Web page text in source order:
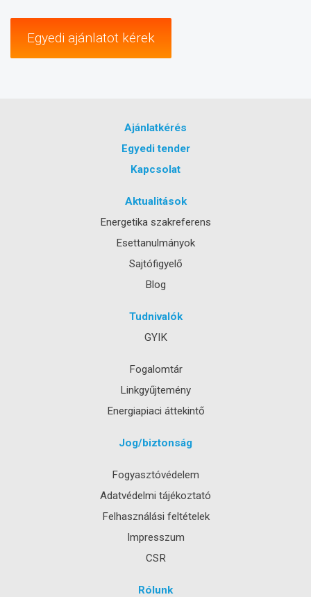
Egyedi ajánlatot kérek
Ajánlatkérés
Egyedi tender
Kapcsolat
Aktualitások
Energetika szakreferens
Esettanulmányok
Sajtófigyelő
Blog
Tudnivalók
GYIK
Fogalomtár
Linkgyűjtemény
Energiapiaci áttekintő
Jog/biztonság
Fogyasztóvédelem
Adatvédelmi tájékoztató
Felhasználási feltételek
Impresszum
CSR
Rólunk